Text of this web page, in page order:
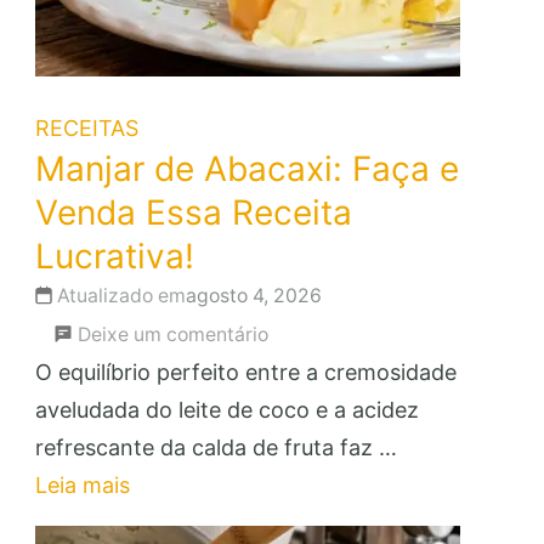
RECEITAS
Manjar de Abacaxi: Faça e
Venda Essa Receita
Lucrativa!
Atualizado emagosto 4, 2026
Deixe um comentárioem
Manjar
de
Abacaxi:
e
O equilíbrio perfeito entre a cremosidade
aveludada do leite de coco e a acidez
refrescante da calda de fruta faz …
Leia mais